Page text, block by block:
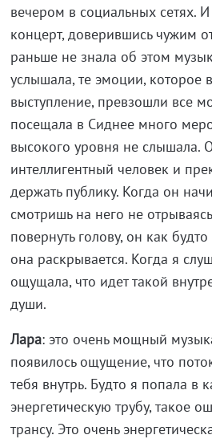
вечером в социальных сетях.
концерт, доверившись чужим
раньше не знала об этом
услышала, те эмоции, которое
выступление, превзошли все
посещала в Сиднее много
высокого уровня не слышала.
интеллигентный человек и
держать публику. Когда он
смотришь на него не
повернуть голову, он как
она раскрывается. Когда я
ощущала, что идет такой
души.
Лара: это очень мощный
появилось ощущение, что
тебя внутрь. Будто я попала в
энергетическую трубу, такое
трансу. Это очень